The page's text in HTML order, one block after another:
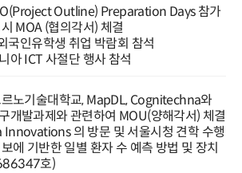
Outline) Preparation Days 참가
MOA (협의각서) 체결
국인유학생 취업 박람회 참석
아 ICT 사절단 행사 참석
노기술대학교, MapDL, Cognitechna와
개발과제와 관련하여 MOU(양해각서) 체결
Innovations 의 방문 및 서울시청 견학 수행
에 기반한 일별 환자 수 예측 방법 및 장치
호)